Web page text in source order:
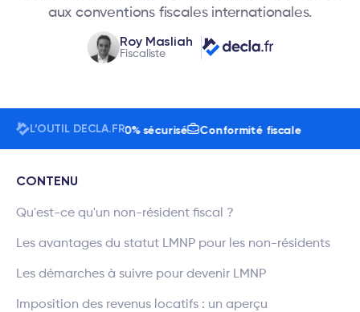
aux conventions fiscales internationales.
Roy Masliah
Fiscaliste
L’OUTIL DECLA.FR
24h/7j 100% sécurisé Conformité fiscale
CONTENU
Qu'est-ce qu'un non-résident fiscal ?
Les avantages du statut LMNP pour les non-résidents
Les démarches à suivre pour devenir LMNP
Imposition des revenus locatifs : un aperçu